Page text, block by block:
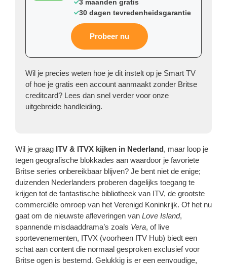
3 maanden gratis
30 dagen tevredenheidsgarantie
Probeer nu
Wil je precies weten hoe je dit instelt op je Smart TV
of hoe je gratis een account aanmaakt zonder Britse
creditcard? Lees dan snel verder voor onze
uitgebreide handleiding.
Wil je graag ITV & ITVX kijken in Nederland, maar loop je
tegen geografische blokkades aan waardoor je favoriete
Britse series onbereikbaar blijven? Je bent niet de enige;
duizenden Nederlanders proberen dagelijks toegang te
krijgen tot de fantastische bibliotheek van ITV, de grootste
commerciële omroep van het Verenigd Koninkrijk. Of het nu
gaat om de nieuwste afleveringen van Love Island,
spannende misdaaddrama’s zoals Vera, of live
sportevenementen, ITVX (voorheen ITV Hub) biedt een
schat aan content die normaal gesproken exclusief voor
Britse ogen is bestemd. Gelukkig is er een eenvoudige,